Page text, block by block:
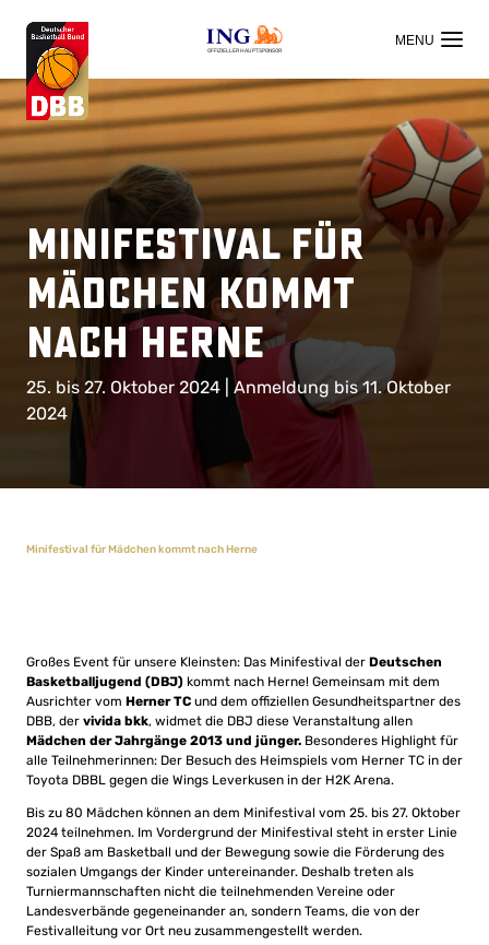
OFFIZIELLER HAUPTSPONSOR
Minifestival für
Mädchen kommt
nach Herne
25. bis 27. Oktober 2024 | Anmeldung bis 11. Oktober
2024
Minifestival für Mädchen kommt nach Herne
Großes Event für unsere Kleinsten: Das Minifestival der Deutschen
Basketballjugend (DBJ) kommt nach Herne! Gemeinsam mit dem
Ausrichter vom Herner TC und dem offiziellen Gesundheitspartner des
DBB, der vivida bkk, widmet die DBJ diese Veranstaltung allen
Mädchen der Jahrgänge 2013 und jünger. Besonderes Highlight für
alle Teilnehmerinnen: Der Besuch des Heimspiels vom Herner TC in der
Toyota DBBL gegen die Wings Leverkusen in der H2K Arena.
Bis zu 80 Mädchen können an dem Minifestival vom 25. bis 27. Oktober
2024 teilnehmen. Im Vordergrund der Minifestival steht in erster Linie
der Spaß am Basketball und der Bewegung sowie die Förderung des
sozialen Umgangs der Kinder untereinander. Deshalb treten als
Turniermannschaften nicht die teilnehmenden Vereine oder
Landesverbände gegeneinander an, sondern Teams, die von der
Festivalleitung vor Ort neu zusammengestellt werden.